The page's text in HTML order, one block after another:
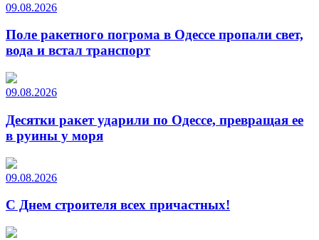
09.08.2026
Поле ракетного погрома в Одессе пропали свет,
вода и встал транспорт
09.08.2026
Десятки ракет ударили по Одессе, превращая ее
в руины у моря
09.08.2026
С Днем строителя всех причастных!